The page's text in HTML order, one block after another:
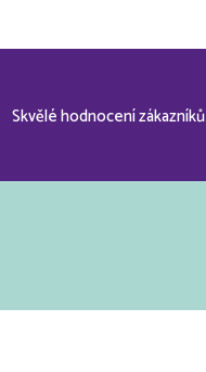
Skvělé hodnocení zákazníků